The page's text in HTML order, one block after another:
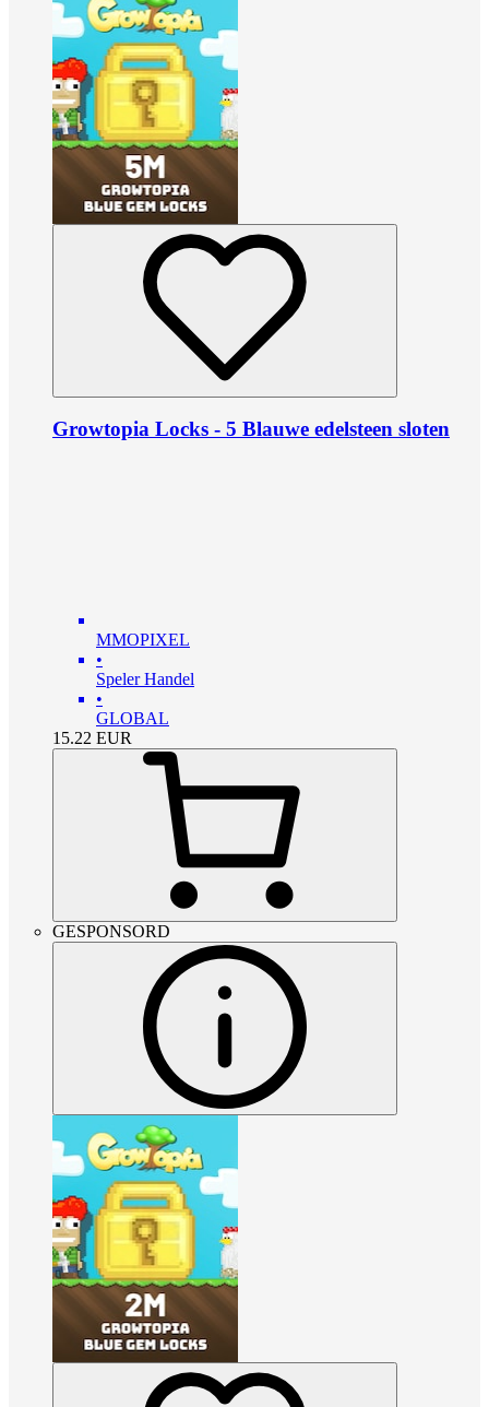
Growtopia Locks - 5 Blauwe edelsteen sloten
MMOPIXEL
•
Speler Handel
•
GLOBAL
15.22 EUR
GESPONSORD